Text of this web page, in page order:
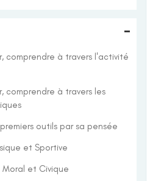
-
comprendre à travers l'activité
comprendre à travers les
outils par sa pensée
et Sportive
Moral et Civique